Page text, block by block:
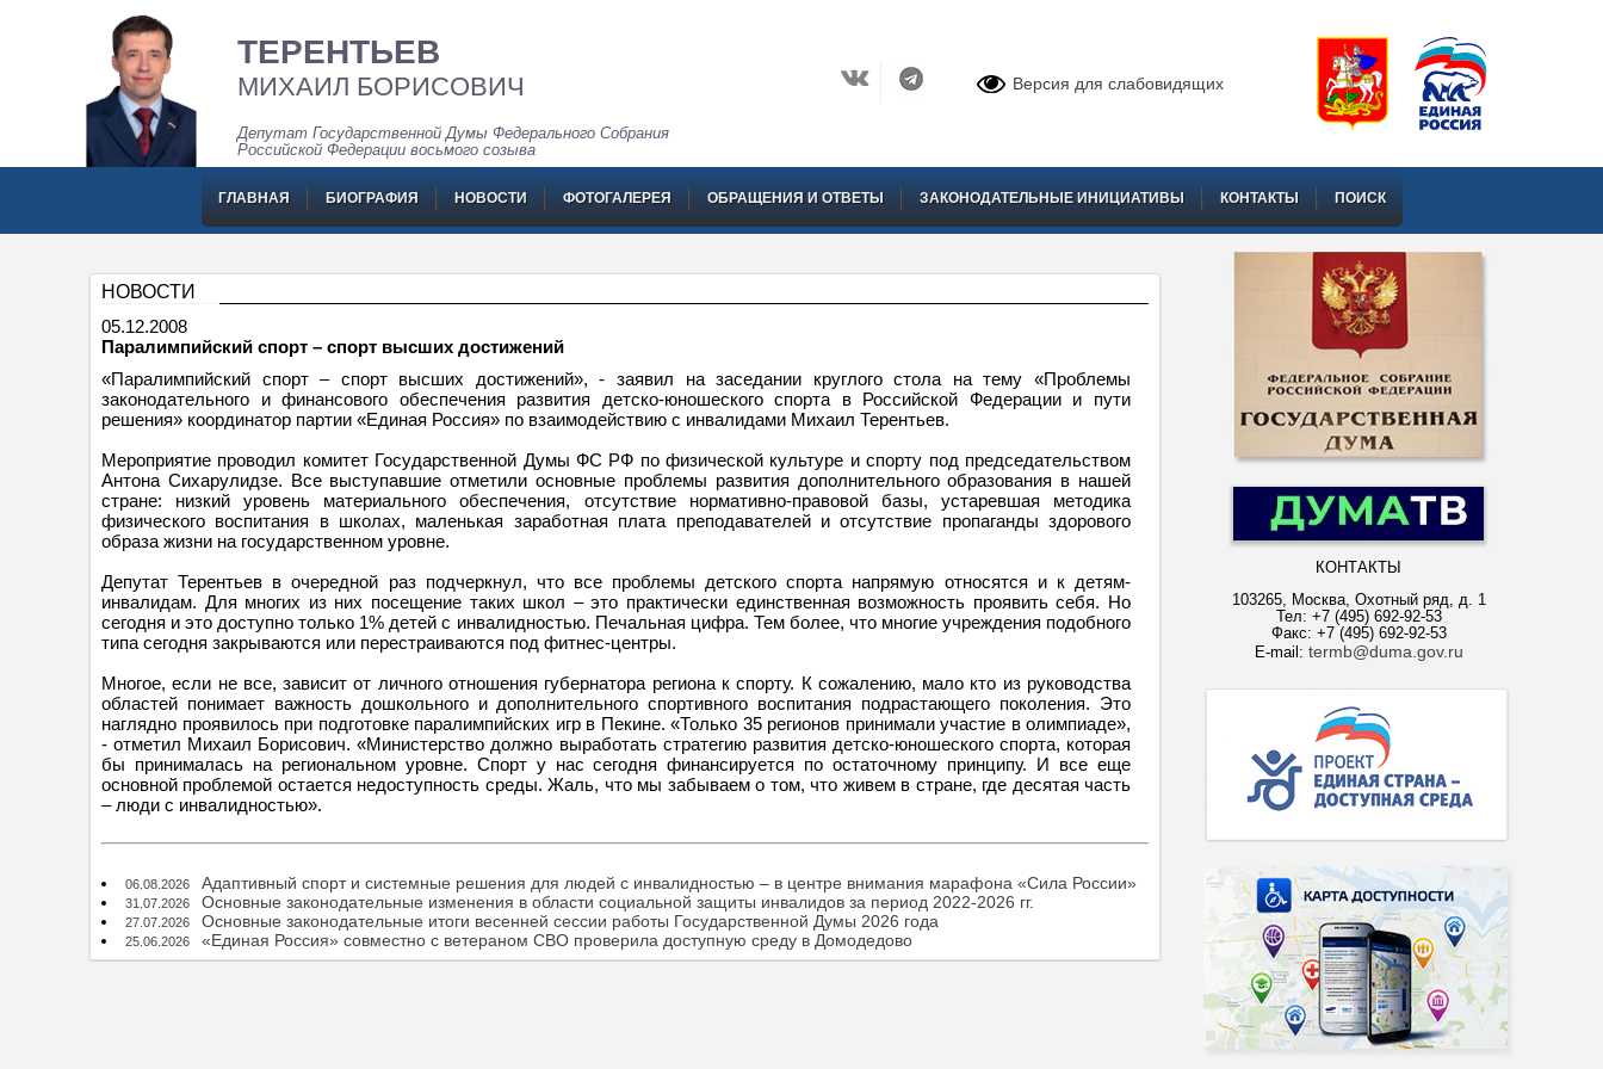
ТЕРЕНТЬЕВ
МИХАИЛ БОРИСОВИЧ
Депутат Государственной Думы Федерального Собрания
Российской Федерации восьмого созыва
Версия для слабовидящих
ГЛАВНАЯ БИОГРАФИЯ НОВОСТИ ФОТОГАЛЕРЕЯ ОБРАЩЕНИЯ И ОТВЕТЫ ЗАКОНОДАТЕЛЬНЫЕ ИНИЦИАТИВЫ КОНТАКТЫ ПОИСК
НОВОСТИ
05.12.2008
Паралимпийский спорт – спорт высших достижений
«Паралимпийский спорт – спорт высших достижений», - заявил на заседании круглого стола на тему «Проблемы
законодательного и финансового обеспечения развития детско-юношеского спорта в Российской Федерации и пути
решения» координатор партии «Единая Россия» по взаимодействию с инвалидами Михаил Терентьев.
Мероприятие проводил комитет Государственной Думы ФС РФ по физической культуре и спорту под председательством
Антона Сихарулидзе. Все выступавшие отметили основные проблемы развития дополнительного образования в нашей
стране: низкий уровень материального обеспечения, отсутствие нормативно-правовой базы, устаревшая методика
физического воспитания в школах, маленькая заработная плата преподавателей и отсутствие пропаганды здорового
образа жизни на государственном уровне.
Депутат Терентьев в очередной раз подчеркнул, что все проблемы детского спорта напрямую относятся и к детям-
инвалидам. Для многих из них посещение таких школ – это практически единственная возможность проявить себя. Но
сегодня и это доступно только 1% детей с инвалидностью. Печальная цифра. Тем более, что многие учреждения подобного
типа сегодня закрываются или перестраиваются под фитнес-центры.
Многое, если не все, зависит от личного отношения губернатора региона к спорту. К сожалению, мало кто из руководства
областей понимает важность дошкольного и дополнительного спортивного воспитания подрастающего поколения. Это
наглядно проявилось при подготовке паралимпийских игр в Пекине. «Только 35 регионов принимали участие в олимпиаде»,
- отметил Михаил Борисович. «Министерство должно выработать стратегию развития детско-юношеского спорта, которая
бы принималась на региональном уровне. Спорт у нас сегодня финансируется по остаточному принципу. И все еще
основной проблемой остается недоступность среды. Жаль, что мы забываем о том, что живем в стране, где десятая часть
– люди с инвалидностью».
06.08.2026 Адаптивный спорт и системные решения для людей с инвалидностью – в центре внимания марафона «Сила России»
31.07.2026 Основные законодательные изменения в области социальной защиты инвалидов за период 2022-2026 гг.
27.07.2026 Основные законодательные итоги весенней сессии работы Государственной Думы 2026 года
25.06.2026 «Единая Россия» совместно с ветераном СВО проверила доступную среду в Домодедово
КОНТАКТЫ
103265, Москва, Охотный ряд, д. 1
Тел: +7 (495) 692-92-53
Факс: +7 (495) 692-92-53
E-mail: termb@duma.gov.ru